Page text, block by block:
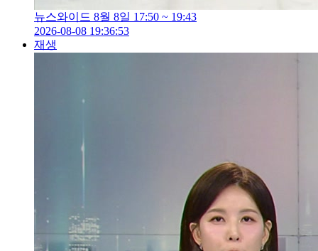
뉴스와이드 8월 8일 17:50 ~ 19:43
2026-08-08 19:36:53
재생